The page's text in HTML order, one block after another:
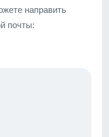
направить
почты: